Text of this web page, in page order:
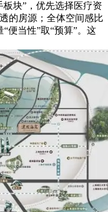
块”，优先选择医疗资
的房源；全体空间感比
便当性”取“预算”。这